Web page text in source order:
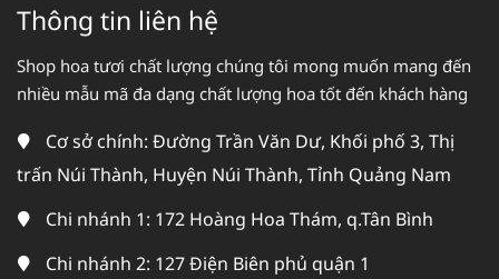
Thông tin liên hệ
Shop hoa tươi chất lượng chúng tôi mong muốn mang đến
nhiều mẫu mã đa dạng chất lượng hoa tốt đến khách hàng
Cơ sở chính: Đường Trần Văn Dư, Khối phố 3, Thị
trấn Núi Thành, Huyện Núi Thành, Tỉnh Quảng Nam
Chi nhánh 1: 172 Hoàng Hoa Thám, q.Tân Bình
Chi nhánh 2: 127 Điện Biên phủ quận 1